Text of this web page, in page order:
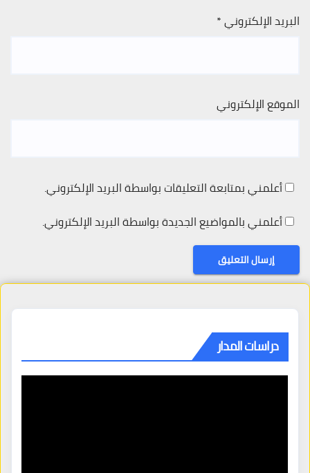
البريد الإلكتروني*
الموقع الإلكتروني
أعلمني بمتابعة التعليقات بواسطة البريد الإلكتروني.
أعلمني بالمواضيع الجديدة بواسطة البريد الإلكتروني.
دراسات المدار